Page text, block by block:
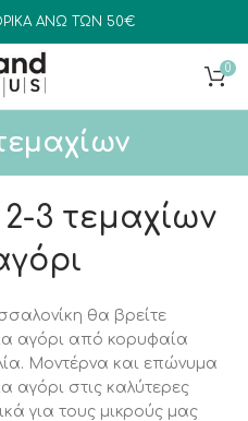
ΑΝΩ ΤΩΝ 50€
0
3 τεμαχίων
θα βρείτε
αγόρι από κορυφαία
Μοντέρνα και επώνυμα
αγόρι στις καλύτερες
για τους μικρούς μας